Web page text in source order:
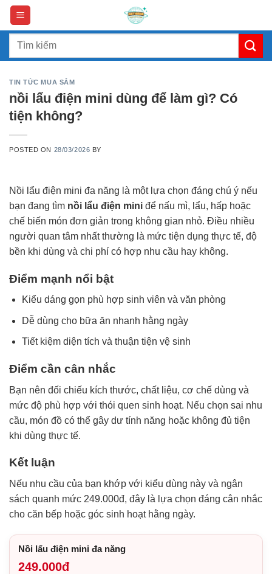
Skip
content
Search
TIN TỨC MUA SẮM
nồi lẩu điện mini dùng để làm gì? Có
tiện không?
POSTED ON 28/03/2026 BY
Nồi lẩu điện mini đa năng là một lựa chọn đáng chú ý nếu
bạn đang tìm nồi lẩu điện mini để nấu mì, lẩu, hấp hoặc
chế biến món đơn giản trong không gian nhỏ. Điều nhiều
người quan tâm nhất thường là mức tiện dụng thực tế, độ
bền khi dùng và chi phí có hợp nhu cầu hay không.
Điểm mạnh nổi bật
Kiểu dáng gọn phù hợp sinh viên và văn phòng
Dễ dùng cho bữa ăn nhanh hằng ngày
Tiết kiệm diện tích và thuận tiện vệ sinh
Điểm cần cân nhắc
Bạn nên đối chiếu kích thước, chất liệu, cơ chế dùng và
mức độ phù hợp với thói quen sinh hoạt. Nếu chọn sai nhu
cầu, món đồ có thể gây dư tính năng hoặc không đủ tiện
khi dùng thực tế.
Kết luận
Nếu nhu cầu của bạn khớp với kiểu dùng này và ngân
sách quanh mức 249.000đ, đây là lựa chọn đáng cân nhắc
cho căn bếp hoặc góc sinh hoạt hằng ngày.
Nồi lẩu điện mini đa năng
249.000đ